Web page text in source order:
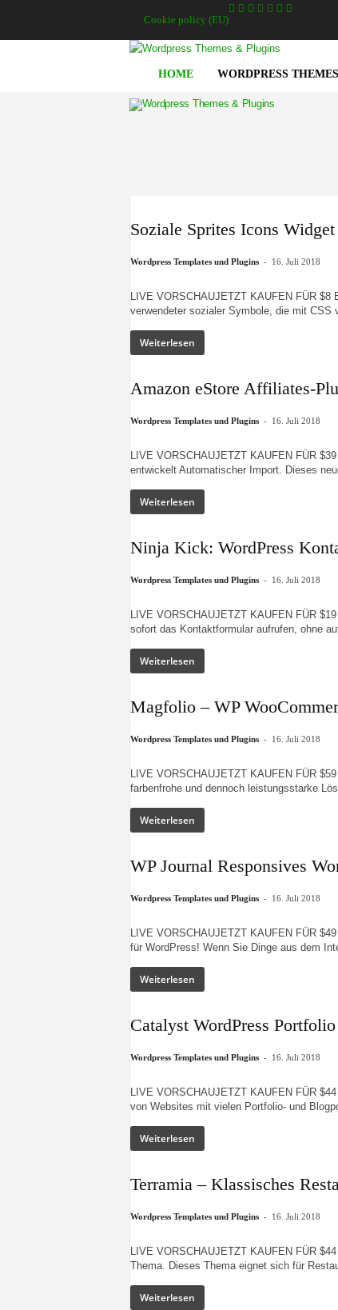
Cookie policy (EU)
HOME WORDPRESS THEMES
g
b
Soziale Sprites Icons Widget
Wordpress Templates und Plugins - 16. Juli 2018
LIVE VORSCHAUJETZT KAUFEN FÜR
verwendeter sozialer Symbole, die mit
Weiterlesen
Amazon eStore Affiliates-
Wordpress Templates und Plugins - 16. Juli 2018
LIVE VORSCHAUJETZT KAUFEN FÜR
entwickelt Automatischer Import. Dieses
Weiterlesen
Ninja Kick: WordPress
Wordpress Templates und Plugins - 16. Juli 2018
LIVE VORSCHAUJETZT KAUFEN FÜR
sofort das Kontaktformular aufrufen, ohne
Weiterlesen
Magfolio – WP
Wordpress Templates und Plugins - 16. Juli 2018
LIVE VORSCHAUJETZT KAUFEN FÜR
farbenfrohe und dennoch leistungsstarke
Weiterlesen
WP Journal Responsives
Wordpress Templates und Plugins - 16. Juli 2018
LIVE VORSCHAUJETZT KAUFEN FÜR
für WordPress! Wenn Sie Dinge aus dem
Weiterlesen
Catalyst WordPress
Wordpress Templates und Plugins - 16. Juli 2018
LIVE VORSCHAUJETZT KAUFEN FÜR
von Websites mit vielen Portfolio- und
Weiterlesen
Terramia – Klassisches
Wordpress Templates und Plugins - 16. Juli 2018
LIVE VORSCHAUJETZT KAUFEN FÜR
Thema. Dieses Thema eignet sich für
Weiterlesen